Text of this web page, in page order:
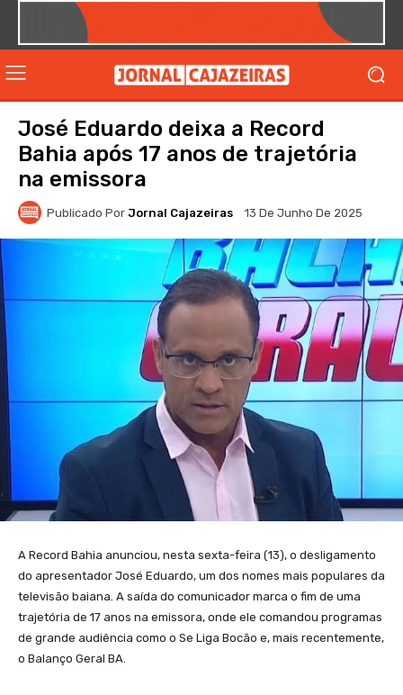
José Eduardo deixa a Record
Bahia após 17 anos de trajetória
na emissora
Publicado Por Jornal Cajazeiras 13 De Junho De 2025
A Record Bahia anunciou, nesta sexta-feira (13), o desligamento
do apresentador José Eduardo, um dos nomes mais populares da
televisão baiana. A saída do comunicador marca o fim de uma
trajetória de 17 anos na emissora, onde ele comandou programas
de grande audiência como o Se Liga Bocão e, mais recentemente,
o Balanço Geral BA.